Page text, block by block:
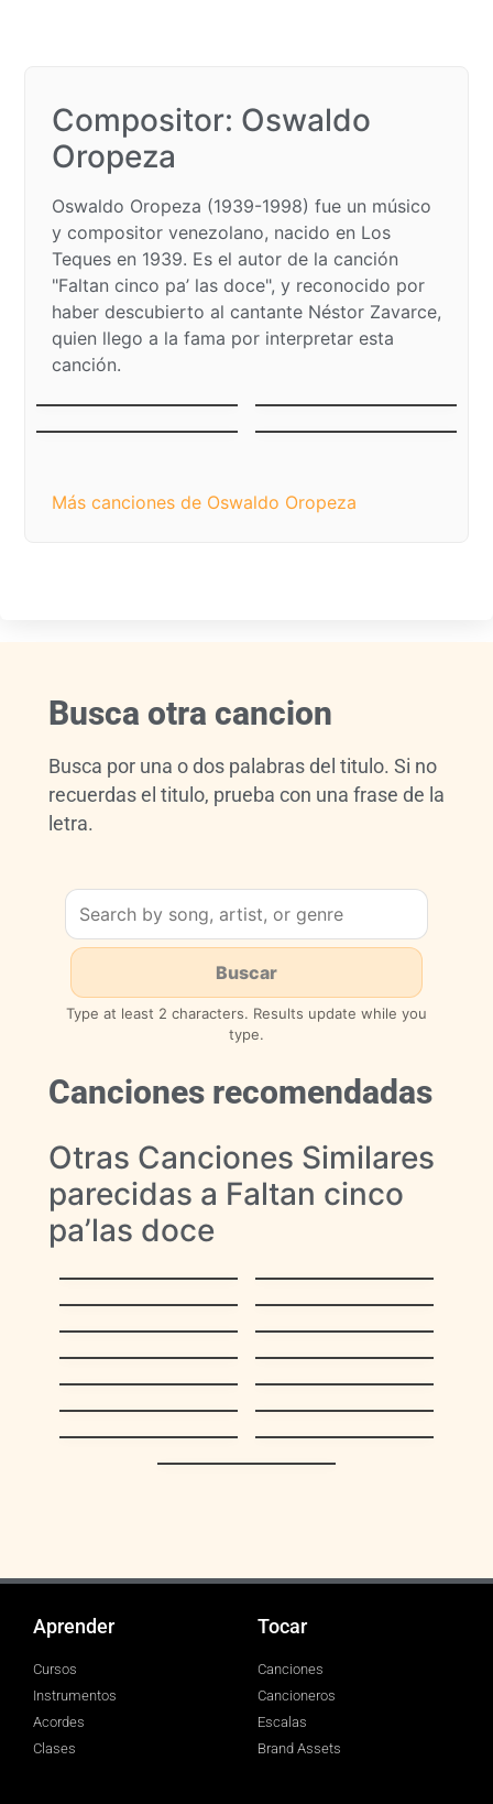
Compositor: Oswaldo
Oropeza
Oswaldo Oropeza (1939-1998) fue un músico
y compositor venezolano, nacido en Los
Teques en 1939. Es el autor de la canción
"Faltan cinco pa’ las doce", y reconocido por
haber descubierto al cantante Néstor Zavarce,
quien llego a la fama por interpretar esta
canción.
doce
Fuego al cañón
los juguetes?
El niño pobre
Más canciones de Oswaldo Oropeza
Busca otra cancion
Busca por una o dos palabras del titulo. Si no
recuerdas el titulo, prueba con una frase de la
letra.
Type at least 2 characters. Results update while you
type.
Canciones recomendadas
Otras Canciones Similares
parecidas a Faltan cinco
pa’las doce
Tucusito
Cantemos
La Barca de Oro
Casta Paloma
Burrito Sabanero
El Niño del Ávila
Falconiano
ofrecí
pesebre
Qué gran tradición
Nicolás?
Callao
Carupanero
Espléndida noche
Esta bella noche
Aprender
Cursos
Instrumentos
Acordes
Clases
Tocar
Canciones
Cancioneros
Escalas
Brand Assets